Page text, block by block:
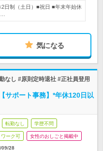
日制（土日）■祝日 ■年末年始休
気になる
なし #原則定時退社 #正社員登用
サポート事務】*年休120日以
転勤なし 学歴不問
ワーク可 女性のおしごと掲載中
09/28